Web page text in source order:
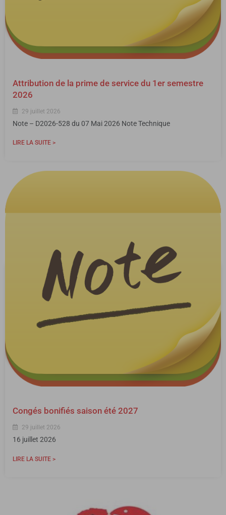
Attribution de la prime de service du 1er semestre
2026
29 juillet 2026
Note – D2026-528 du 07 Mai 2026 Note Technique
LIRE LA SUITE >
Congés bonifiés saison été 2027
29 juillet 2026
16 juillet 2026
LIRE LA SUITE >